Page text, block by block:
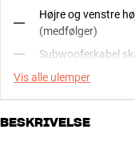
Højre og venstre
(medfølger)
Subwooferkabel
Vis alle ulemper
BESKRIVELSE